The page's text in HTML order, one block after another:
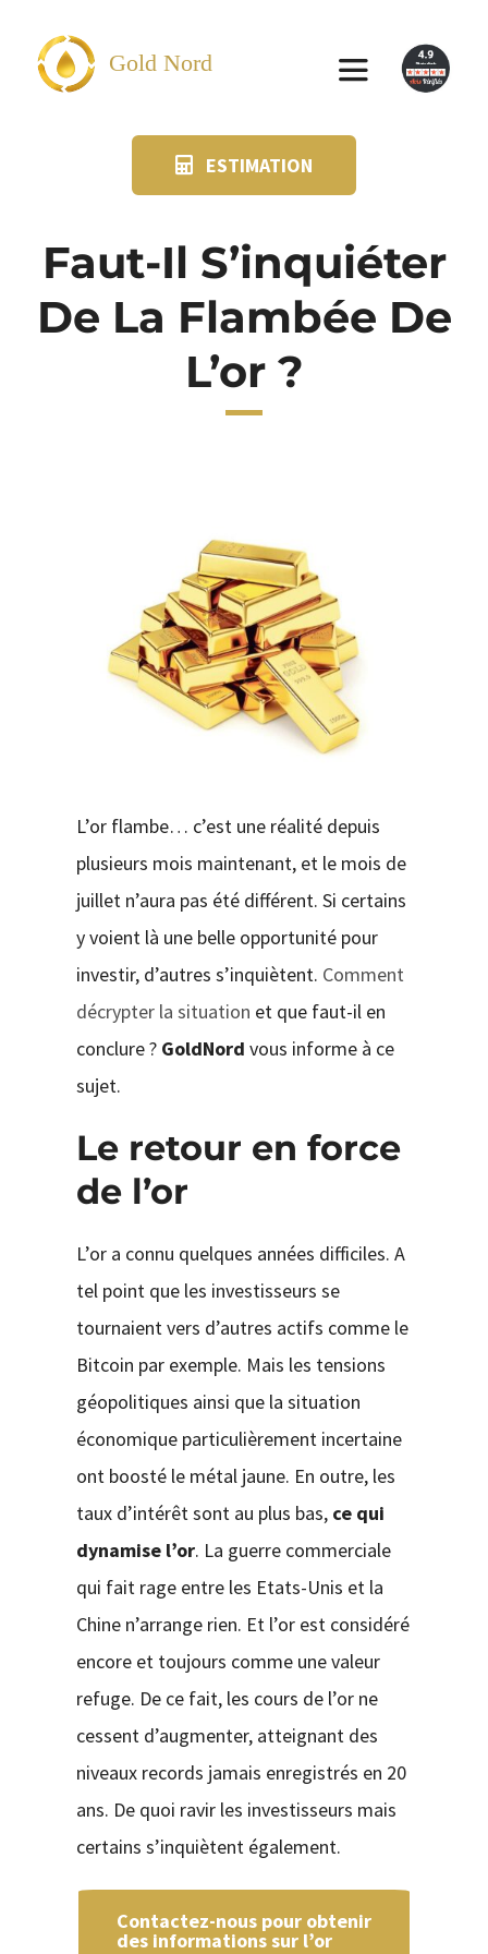
contenu
Gold Nord
Toggle
SUIVI KIT POSTAL
ESTIMATION
Faut-Il S’inquiéter
De La Flambée De
L’or ?
L’or flambe… c’est une réalité depuis
plusieurs mois maintenant, et le mois de
juillet n’aura pas été différent. Si certains
y voient là une belle opportunité pour
investir, d’autres s’inquiètent. Comment
décrypter la situation et que faut-il en
conclure ? GoldNord vous informe à ce
sujet.
Le retour en force
de l’or
L’or a connu quelques années difficiles. A
tel point que les investisseurs se
tournaient vers d’autres actifs comme le
Bitcoin par exemple. Mais les tensions
géopolitiques ainsi que la situation
économique particulièrement incertaine
ont boosté le métal jaune. En outre, les
taux d’intérêt sont au plus bas, ce qui
dynamise l’or. La guerre commerciale
qui fait rage entre les Etats-Unis et la
Chine n’arrange rien. Et l’or est considéré
encore et toujours comme une valeur
refuge. De ce fait, les cours de l’or ne
cessent d’augmenter, atteignant des
niveaux records jamais enregistrés en 20
ans. De quoi ravir les investisseurs mais
certains s’inquiètent également.
Contactez-nous pour obtenir
des informations sur l’or